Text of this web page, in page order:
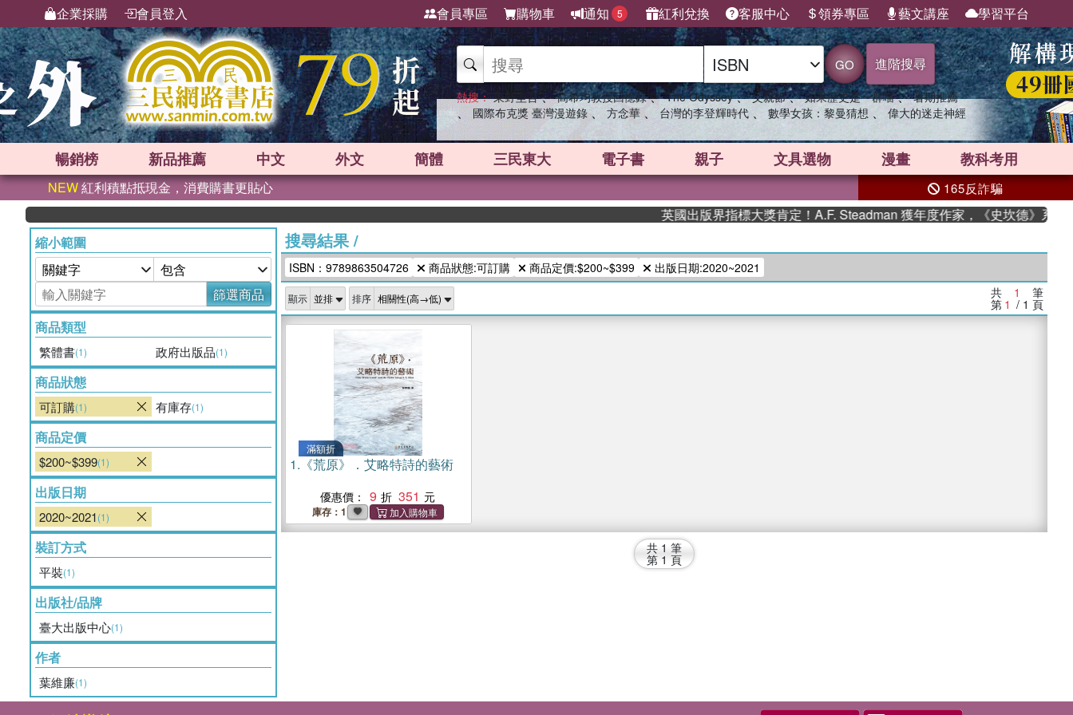
企業採購 會員登入 會員專區 購物車 通知 5 紅利兌換 客服中心 領券專區 藝文講座 學習平台
GO 進階搜尋
熱搜： 東野圭吾 、 高希均教授回憶錄 、 The Odyssey 、 父親節 、 如果歷史是一群喵 、 暑期推薦
、 國際布克獎 臺灣漫遊錄 、 方念華 、 台灣的李登輝時代 、 數學女孩：黎曼猜想 、 偉大的迷走神經
暢銷榜 新品推薦 中文 外文 簡體 三民東大 電子書 親子 文具選物 漫畫 教科考用
NEW紅利積點抵現金，消費購書更貼心 165反詐騙
英國出版界指標大獎肯定！A.F. Steadman 獲年度作家，《史坎德》系列帶
縮小範圍
篩選商品
商品類型
繁體書(1) 政府出版品(1)
商品狀態
可訂購(1) 有庫存(1)
商品定價
$200~$399(1)
出版日期
2020~2021(1)
裝訂方式
平裝(1)
出版社/品牌
臺大出版中心(1)
作者
葉維廉(1)
搜尋結果/
ISBN：9789863504726 商品狀態:可訂購 商品定價:$200~$399 出版日期:2020~2021
顯示 排序 共 1 筆
第 1 / 1 頁
滿額折
1. 《荒原》．艾略特詩的藝術
優惠價： 9 351
庫存：1
共 1 筆
第 1 頁